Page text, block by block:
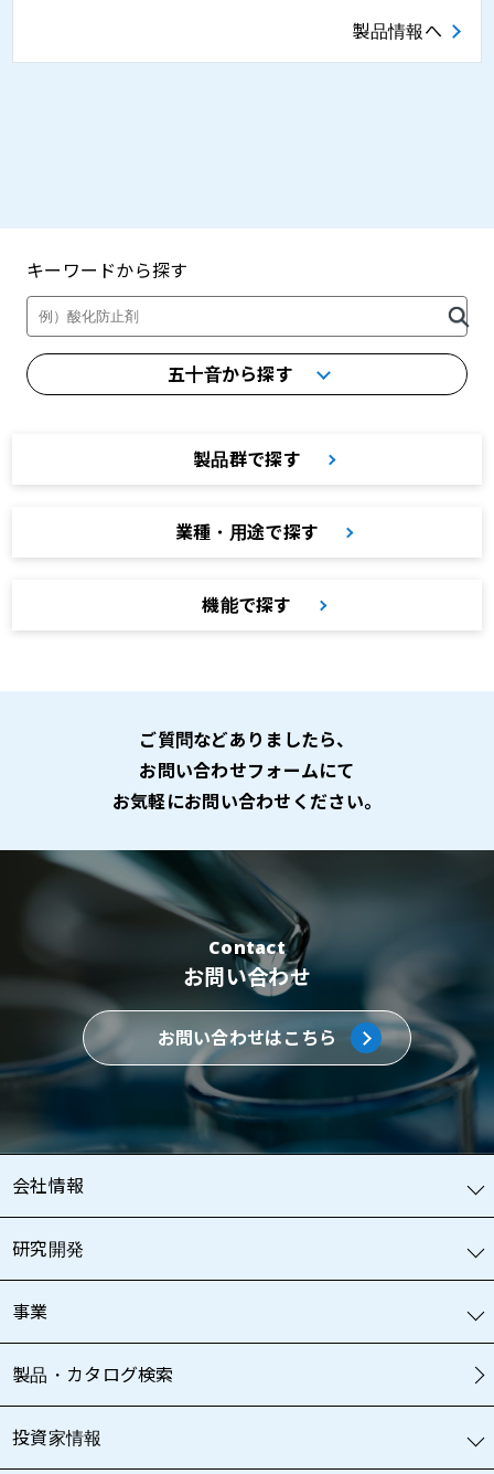
製品情報へ
キーワードから探す
五十音から探す
製品群で探す
業種・用途で探す
機能で探す
ご質問などありましたら、
お問い合わせフォームにて
お気軽にお問い合わせください。
Contact
お問い合わせ
お問い合わせはこちら
会社情報
研究開発
事業
製品・カタログ検索
投資家情報